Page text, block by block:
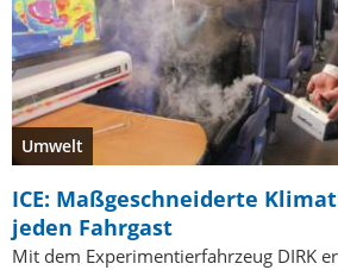
Umwelt
ICE: Maßgeschneiderte
jeden Fahrgast
Mit dem Experimentierfahrzeug DIRK